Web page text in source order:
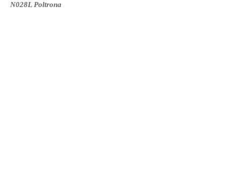
N028L Poltrona